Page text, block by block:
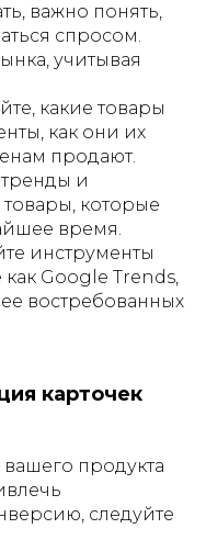
важно понять,
спросом.
учитывая
какие товары
как они их
продают.
и
которые
время.
инструменты
как Google Trends,
востребованных
карточек
продукта
следуйте